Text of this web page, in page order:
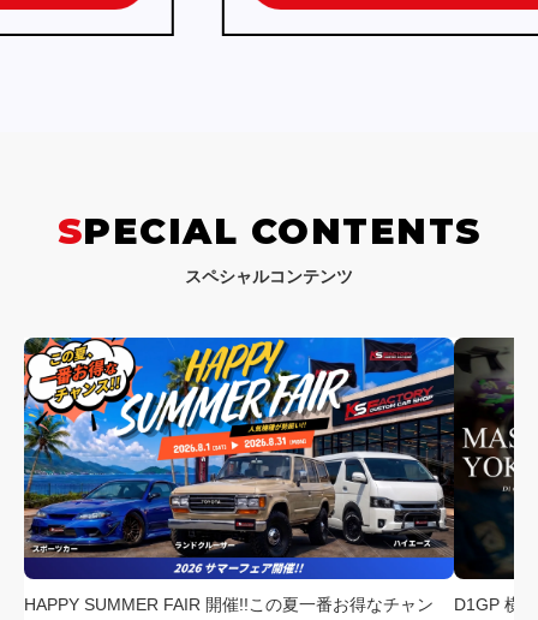
SPECIAL CONTENTS
スペシャルコンテンツ
HAPPY SUMMER FAIR 開催!!この夏一番お得なチャン
D1GP 横